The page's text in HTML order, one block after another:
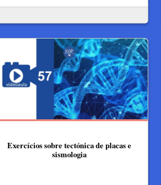
Exercícios sobre tectónica de placas e
sismologia